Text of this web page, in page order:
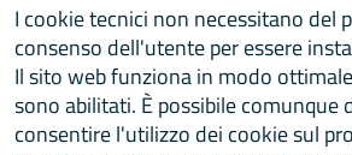
I cookie tecnici non necessitano del
consenso dell'utente per essere
Il sito web funziona in modo
sono abilitati. È possibile comunque
consentire l'utilizzo dei cookie sul